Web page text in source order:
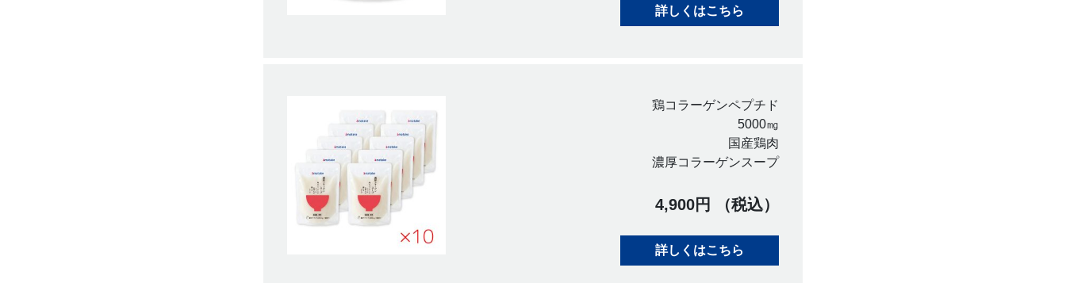
詳しくはこちら
鶏コラーゲンペプチド
5000㎎
国産鶏肉
濃厚コラーゲンスープ
4,900円 （税込）
詳しくはこちら